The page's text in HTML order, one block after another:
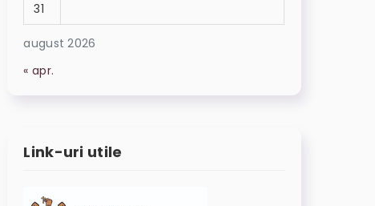
august 2026
31
« apr.
Link-uri utile